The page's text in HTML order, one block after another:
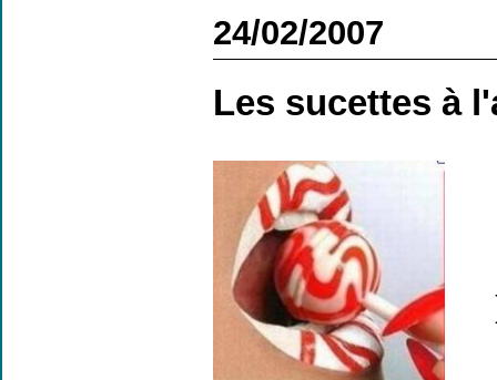
24/02/2007
Les sucettes à